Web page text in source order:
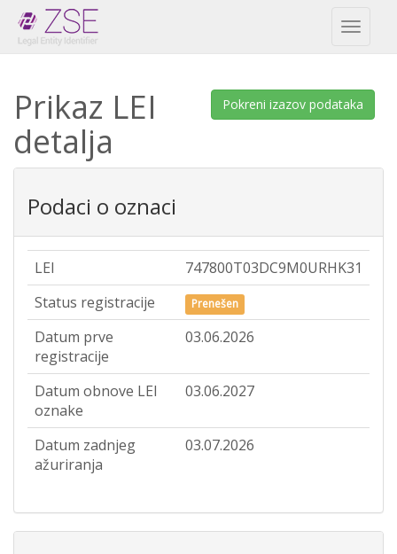
Toggle
Pokreni izazov podataka
Prikaz LEI
detalja
Podaci o oznaci
LEI
747800T03DC9M0URHK31
Status registracije
Prenešen
Datum prve
registracije
03.06.2026
Datum obnove LEI
oznake
03.06.2027
Datum zadnjeg
ažuriranja
03.07.2026